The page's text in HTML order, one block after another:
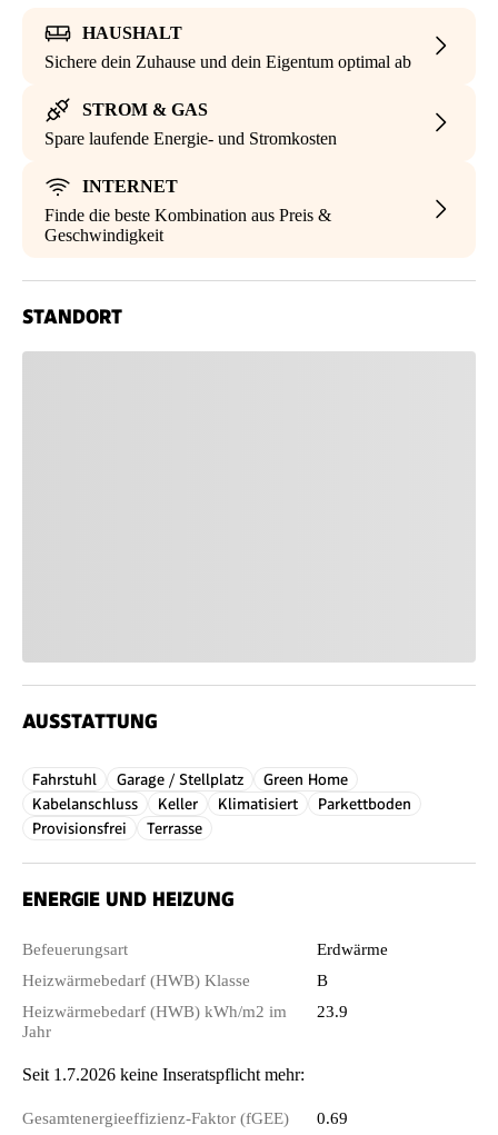
HAUSHALT
Sichere dein Zuhause und dein Eigentum optimal ab
STROM & GAS
Spare laufende Energie- und Stromkosten
INTERNET
Finde die beste Kombination aus Preis &
Geschwindigkeit
STANDORT
AUSSTATTUNG
Fahrstuhl Garage / Stellplatz
Green Home
Kabelanschluss
Keller Klimatisiert
Parkettboden
Provisionsfrei
Terrasse
ENERGIE UND HEIZUNG
Befeuerungsart
Erdwärme
Heizwärmebedarf (HWB) Klasse
B
Heizwärmebedarf (HWB) kWh/m2 im
Jahr
23.9
Seit 1.7.2026 keine Inseratspflicht mehr:
Gesamtenergieeffizienz-Faktor (fGEE) 0.69